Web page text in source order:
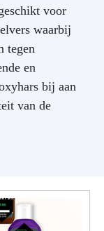
voor
waarbij
tegen
en
bij aan
van de